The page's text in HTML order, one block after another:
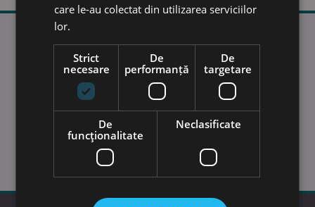
Newsletter
Ramai la curent cu ofertele noastre
Introdu adresa de email
care le-au colectat din utilizarea serviciilor
lor.
Strict
necesare
De
performanță
De
targetare
De
funcţionalitate
Neclasificate